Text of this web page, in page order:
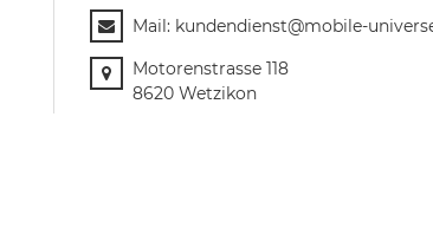
Mail: kundendienst@mobile-
Motorenstrasse 118
8620 Wetzikon